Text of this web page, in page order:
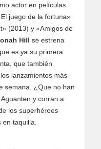
actor en películas
juego de la fortuna»
(2013) y «Amigos de
Hill se estrena
es ya su primera
que también
lanzamientos más
semana. ¿Que no han
y corran a
los superhéroes
taquilla.